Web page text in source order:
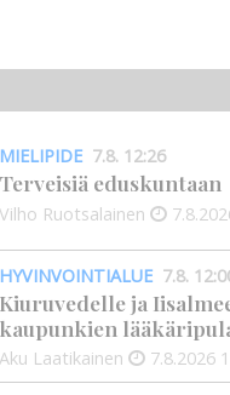
MIELIPIDE 7.8. 12:26
Terveisiä eduskuntaan
Vilho Ruotsalainen
HYVINVOINTIALUE 7.8.
Kiuruvedelle ja
kaupunkien
Aku Laatikainen 7.8.2026